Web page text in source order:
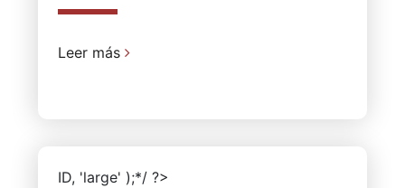
Leer más
ID, 'large' );*/ ?>